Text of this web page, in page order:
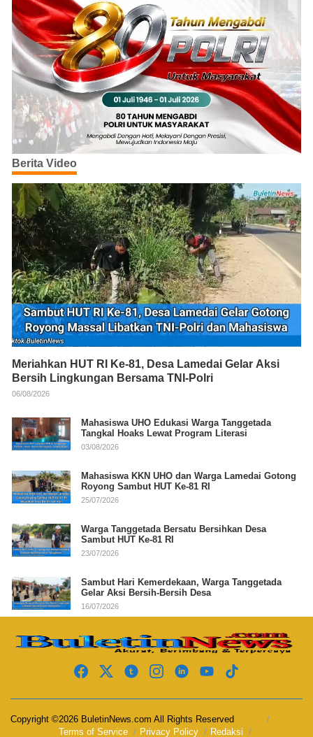
Berita Video
Meriahkan HUT RI Ke-81, Desa Lamedai Gelar Aksi
Bersih Lingkungan Bersama TNI-Polri
06/08/2026
Mahasiswa UHO Edukasi Warga Tanggetada
Tangkal Hoaks Lewat Program Literasi
03/08/2026
Mahasiswa KKN UHO dan Warga Lamedai Gotong
Royong Sambut HUT Ke-81 RI
25/07/2026
Warga Tanggetada Bersatu Bersihkan Desa
Sambut HUT Ke-81 RI
23/07/2026
Sambut Hari Kemerdekaan, Warga Tanggetada
Gelar Aksi Bersih-Bersih Desa
16/07/2026
Copyright ©2026 BuletinNews.com All Rights Reserved
Terms of Service
Privacy Policy Redaksi